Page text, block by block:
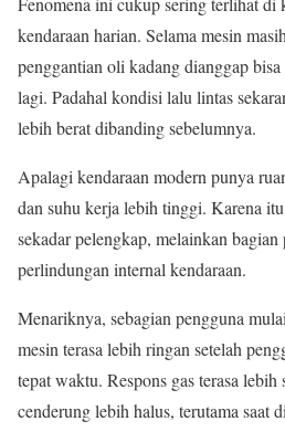
kendaraan harian. Selama mesin
penggantian oli kadang dianggap
lagi. Padahal kondisi lalu lintas
lebih berat dibanding sebelumnya.
Apalagi kendaraan modern punya
dan suhu kerja lebih tinggi. Karena
sekadar pelengkap, melainkan
perlindungan internal kendaraan.
Menariknya, sebagian pengguna
mesin terasa lebih ringan setelah
tepat waktu. Respons gas terasa
cenderung lebih halus, terutama saat